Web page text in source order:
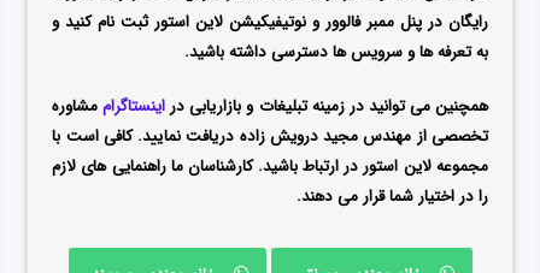
رایگان در پنل ممبر فالوور و نوتیفیکیشن لاین استور ثبت نام کنید و
به تعرفه ها و سرویس ها دسترسی داشته باشید.
همچنین می توانید در زمینه تبلیغات و بازاریابی در اینستاگراممشاوره
تخصصی از مهندس مجید درویش زاده دریافت نمایید. کافی است با
مجموعه لاین استور در ارتباط باشید. کارشناسان ما راهنمایی های لازم
را در اختیار شما قرار می دهند.